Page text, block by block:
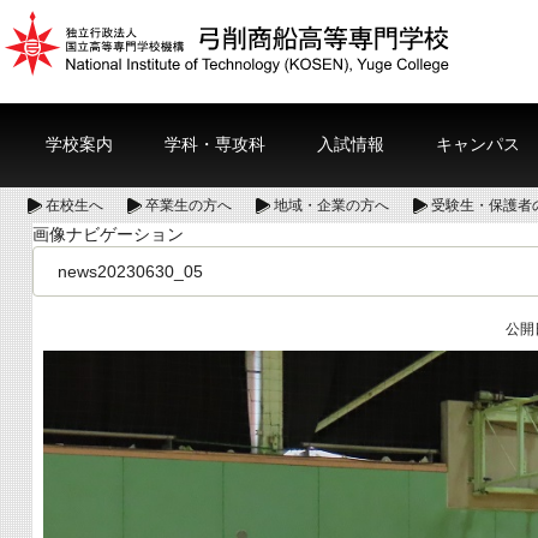
学校案内 学科・専攻科 入試情報 キャンパス
在校生へ 卒業生の方へ 地域・企業の方へ 受験生・保護者
画像ナビゲーション
news20230630_05
公開